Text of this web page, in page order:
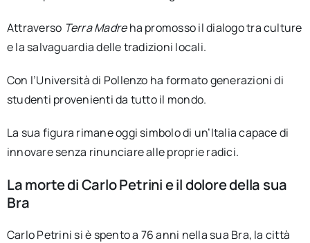
Attraverso Terra Madreha promosso il dialogo tra culture
e la salvaguardia delle tradizioni locali.
Con l’Università di Pollenzo ha formato generazioni di
studenti provenienti da tutto il mondo.
La sua figura rimane oggi simbolo di un’Italia capace di
innovare senza rinunciare alle proprie radici.
La morte di Carlo Petrini e il dolore della sua
Bra
Carlo Petrini si è spento a 76 anni nella sua Bra, la città